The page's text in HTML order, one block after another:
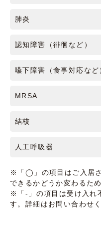
肺炎
認知障害（徘徊など）
嚥下障害（食事対応など
MRSA
結核
人工呼吸器
※「◯」の項目はご入居
できるかどうか変わるた
※「-」の項目は受け入れ
す。詳細はお問い合わせく